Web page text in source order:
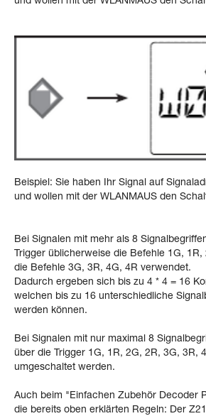
Beispiel: Sie haben Ihr Signal auf
und wollen mit der WLANMAUS den
Bei Signalen mit mehr als 8
Trigger üblicherweise die Befehle 1G,
die Befehle 3G, 3R, 4G, 4R verwendet.
Dadurch ergeben sich bis zu 4 * 4 = 16
welchen bis zu 16 unterschiedliche
werden können.
Bei Signalen mit nur maximal 8
über die Trigger 1G, 1R, 2G, 2R, 3G, 3R,
umgeschaltet werden.
Auch beim "Einfachen Zubehör Decoder
die bereits oben erklärten Regeln: Der